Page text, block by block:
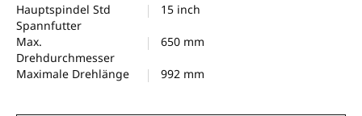
e
n
Hauptspindel Std
Spannfutter
15 inch
Max.
Drehdurchmesser
650 mm
Maximale Drehlänge 992 mm